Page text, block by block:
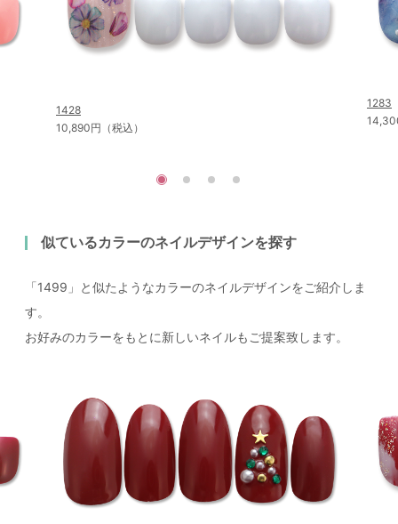
1428
10,890円（税込）
1283
似ているカラーのネイルデザインを探す
「1499」と似たようなカラーのネイルデザインをご紹介しま
す。
お好みのカラーをもとに新しいネイルもご提案致します。